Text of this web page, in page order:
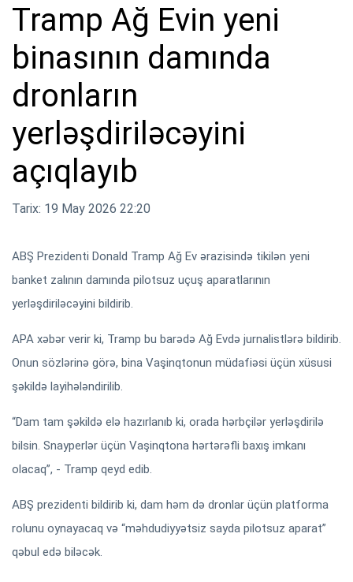
Tramp Ağ Evin yeni
binasının damında
dronların
yerləşdiriləcəyini
açıqlayıb
Tarix: 19 May 2026 22:20
ABŞ Prezidenti Donald Tramp Ağ Ev ərazisində tikilən yeni
banket zalının damında pilotsuz uçuş aparatlarının
yerləşdiriləcəyini bildirib.
APA xəbər verir ki, Tramp bu barədə Ağ Evdə jurnalistlərə bildirib.
Onun sözlərinə görə, bina Vaşinqtonun müdafiəsi üçün xüsusi
şəkildə layihələndirilib.
“Dam tam şəkildə elə hazırlanıb ki, orada hərbçilər yerləşdirilə
bilsin. Snayperlər üçün Vaşinqtona hərtərəfli baxış imkanı
olacaq”, - Tramp qeyd edib.
ABŞ prezidenti bildirib ki, dam həm də dronlar üçün platforma
rolunu oynayacaq və “məhdudiyyətsiz sayda pilotsuz aparat”
qəbul edə biləcək.